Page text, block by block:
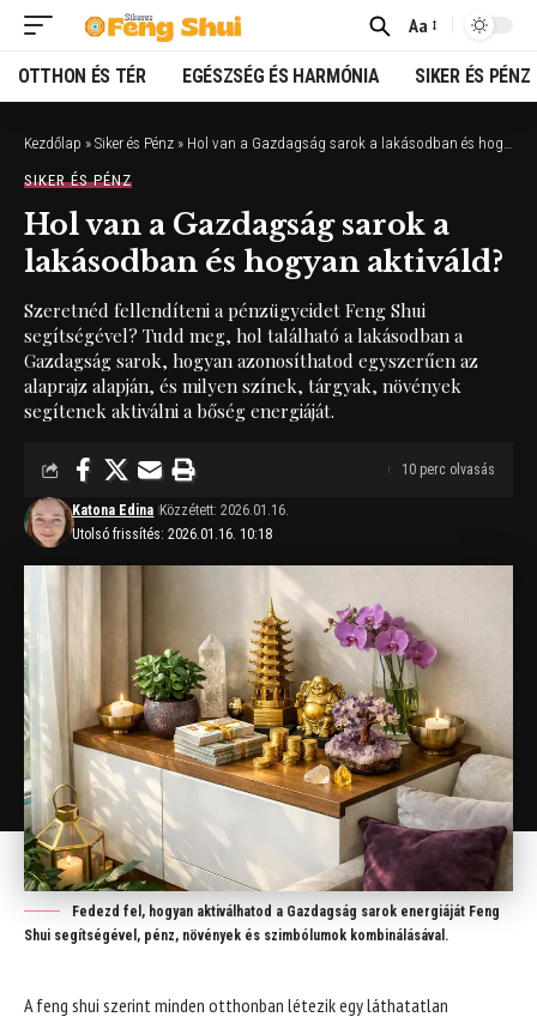
Font
Resizer
Aa
OTTHON ÉS TÉR EGÉSZSÉG ÉS HARMÓNIA SIKER ÉS PÉNZ
Kezdőlap » Siker és Pénz » Hol van a Gazdagság sarok a lakásodban és hogyan aktiváld?
SIKER ÉS PÉNZ
Hol van a Gazdagság sarok a
lakásodban és hogyan aktiváld?
Szeretnéd fellendíteni a pénzügyeidet Feng Shui
segítségével? Tudd meg, hol található a lakásodban a
Gazdagság sarok, hogyan azonosíthatod egyszerűen az
alaprajz alapján, és milyen színek, tárgyak, növények
segítenek aktiválni a bőség energiáját.
Utolsó frissítés: 2026.01.16. 10:18
Katona Edina Közzétett: 2026.01.16.
10 perc olvasás
Fedezd fel, hogyan aktiválhatod a Gazdagság sarok energiáját Feng
Shui segítségével, pénz, növények és szimbólumok kombinálásával.
A feng shui szerint minden otthonban létezik egy láthatatlan